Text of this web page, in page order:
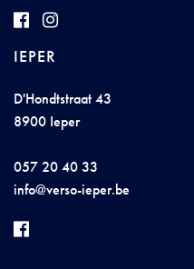
IEPER
D'Hondtstraat 43
8900 Ieper
057 20 40 33
info@verso-ieper.be